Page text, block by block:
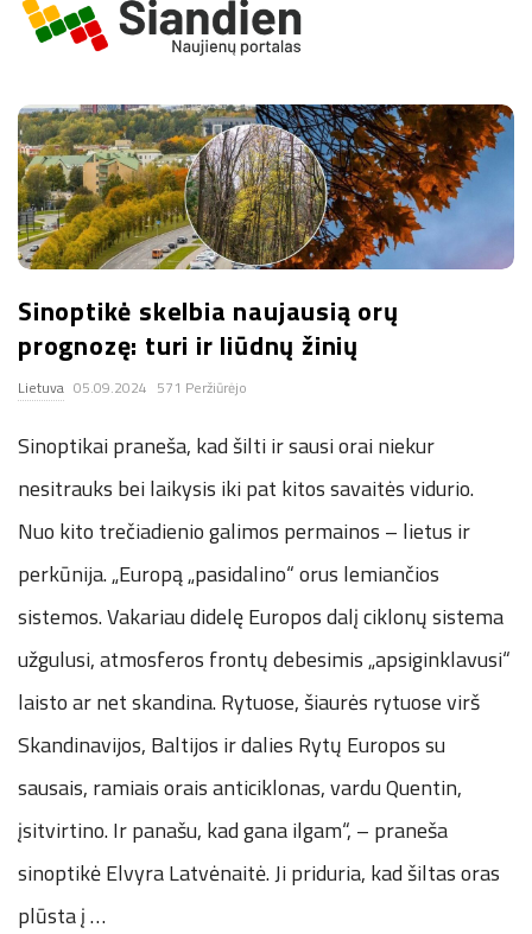
r
d
y
k
l
e
.
c
o
.
u
k
Sinoptikė skelbia naujausią orų
prognozę: turi ir liūdnų žinių
Lietuva 05.09.2024 571 Peržiūrėjo
Sinoptikai praneša, kad šilti ir sausi orai niekur
nesitrauks bei laikysis iki pat kitos savaitės vidurio.
Nuo kito trečiadienio galimos permainos – lietus ir
perkūnija. „Europą „pasidalino“ orus lemiančios
sistemos. Vakariau didelę Europos dalį ciklonų sistema
užgulusi, atmosferos frontų debesimis „apsiginklavusi“
laisto ar net skandina. Rytuose, šiaurės rytuose virš
Skandinavijos, Baltijos ir dalies Rytų Europos su
sausais, ramiais orais anticiklonas, vardu Quentin,
įsitvirtino. Ir panašu, kad gana ilgam“, – praneša
sinoptikė Elvyra Latvėnaitė. Ji priduria, kad šiltas oras
plūsta į…